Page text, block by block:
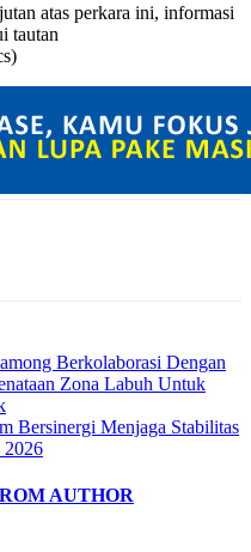
atas perkara ini, informasi
tautan
Berkolaborasi Dengan
Zona Labuh Untuk
Bersinergi Menjaga Stabilitas
2026
AUTHOR